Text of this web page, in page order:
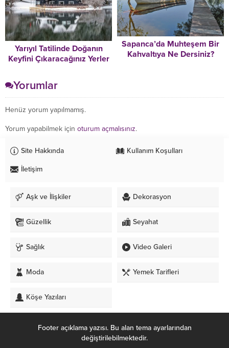
Yarıyıl Tatilinde Doğanın
Keyfini Çıkaracağınız Yerler
Sapanca’da Muhteşem Bir
Kahvaltıya Ne Dersiniz?
Yorumlar
Henüz yorum yapılmamış.
Yorum yapabilmek için oturum açmalısınız.
Site Hakkında Kullanım Koşulları
İletişim
Aşk ve İlişkiler Dekorasyon
Güzellik Seyahat
Sağlık Video Galeri
Moda Yemek Tarifleri
Köşe Yazıları
Footer açıklama yazısı. Bu alan tema ayarlarından
değiştirilebilmektedir.